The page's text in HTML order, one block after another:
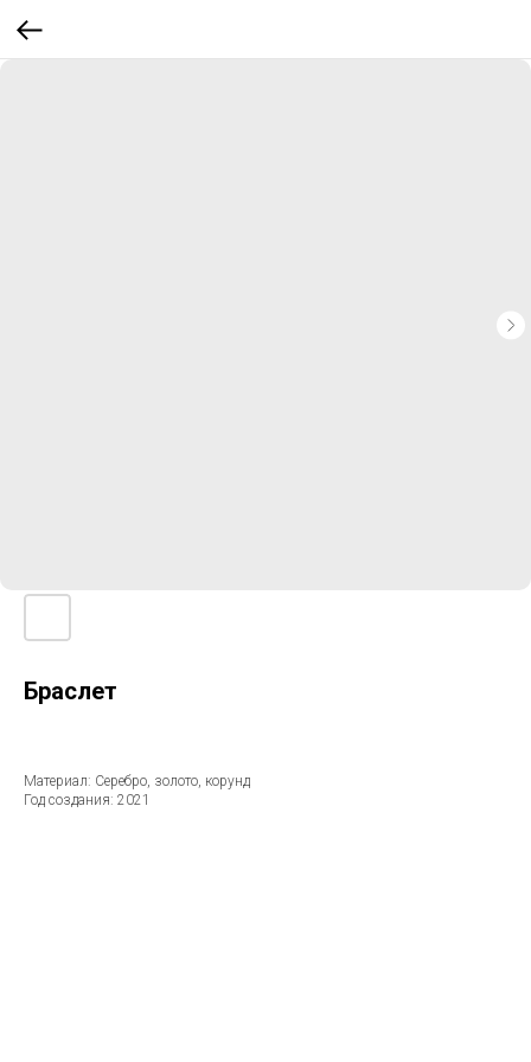
Браслет
Материал: Серебро, золото, корунд
Год создания: 2021